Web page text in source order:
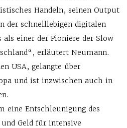
Handeln, seinen Output
der schnelllebigen digitalen
einer der Pioniere der Slow
erläutert Neumann.
USA, gelangte über
und ist inzwischen auch in
eine Entschleunigung des
Geld für intensive